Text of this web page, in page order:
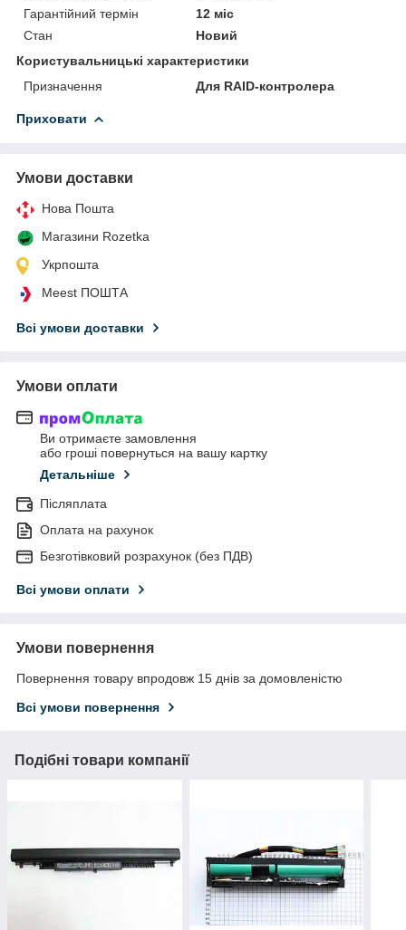
Гарантійний термін
12 міс
Стан
Новий
Користувальницькі характеристики
Призначення
Для RAID-контролера
Приховати
Умови доставки
Нова Пошта
Магазини Rozetka
Укрпошта
Meest ПОШТА
Всі умови доставки
Умови оплати
Ви отримаєте замовлення
або гроші повернуться на вашу картку
Детальніше
Післяплата
Оплата на рахунок
Безготівковий розрахунок (без ПДВ)
Всі умови оплати
Умови повернення
Повернення товару впродовж 15 днів за домовленістю
Всі умови повернення
Подібні товари компанії